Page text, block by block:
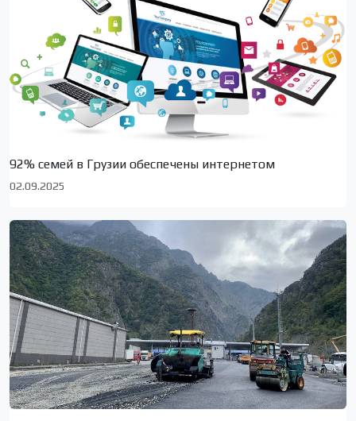
92% семей в Грузии обеспечены интернетом
02.09.2025